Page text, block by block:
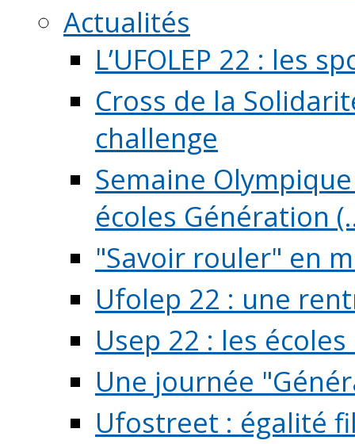
Actualités
L’UFOLEP 22 : les
Cross de la
challenge
Semaine
écoles Génération
"Savoir rouler" en
Ufolep 22 : une
Usep 22 : les
Une journée
Ufostreet : égalité